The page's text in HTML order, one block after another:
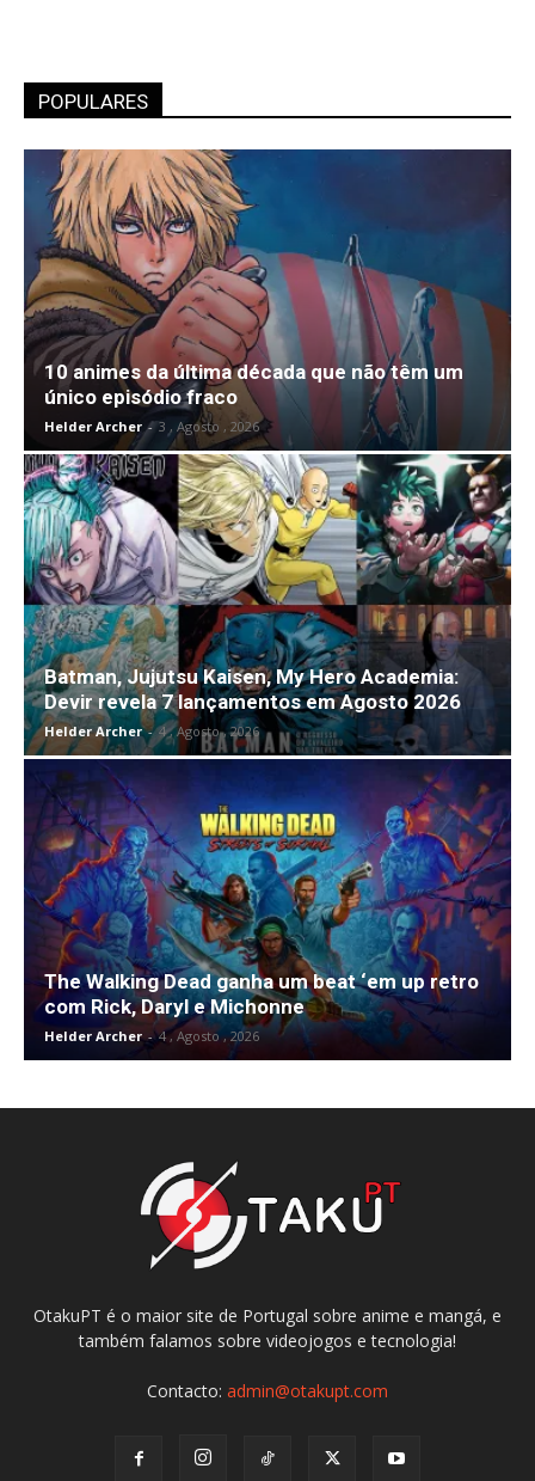
POPULARES
10 animes da última década que não têm um
único episódio fraco
Helder Archer - 3 , Agosto , 2026
Batman, Jujutsu Kaisen, My Hero Academia:
Devir revela 7 lançamentos em Agosto 2026
Helder Archer - 4 , Agosto , 2026
The Walking Dead ganha um beat ‘em up retro
com Rick, Daryl e Michonne
Helder Archer - 4 , Agosto , 2026
OtakuPT é o maior site de Portugal sobre anime e mangá, e
também falamos sobre videojogos e tecnologia!
Contacto: admin@otakupt.com